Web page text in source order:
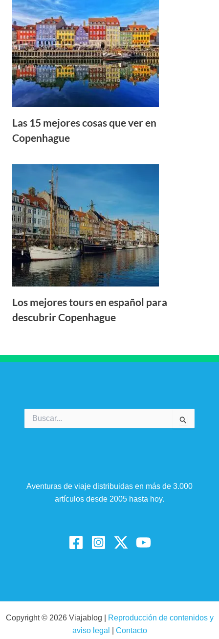
Las 15 mejores cosas que ver en
Copenhague
Los mejores tours en español para
descubrir Copenhague
por:
Aventuras de viaje distribuidas en más de 3.000
artículos desde 2005 hasta hoy.
Copyright © 2026 Viajablog |
Reproducción de contenidos y
aviso legal
Contacto